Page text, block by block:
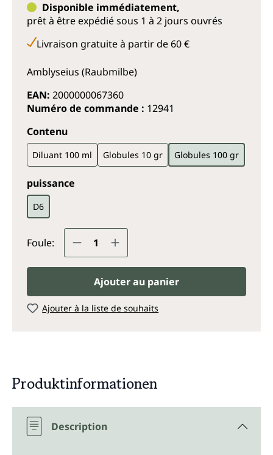
Disponible immédiatement,
prêt à être expédié sous 1 à 2 jours ouvrés
Livraison gratuite à partir de 60 €
Amblyseius (Raubmilbe)
EAN: 2000000067360
Numéro de commande : 12941
Sélectionnez
Contenu
Diluant 100 ml Globules 10 gr Globules 100 gr
Sélectionnez
puissance
D6
Foule: Quantité de produit : Entrez la
Ajouter au panier
Ajouter à la liste de souhaits
Produktinformationen
Description